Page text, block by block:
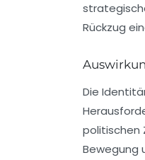
Rückzug
Die
politischen
Bewegung